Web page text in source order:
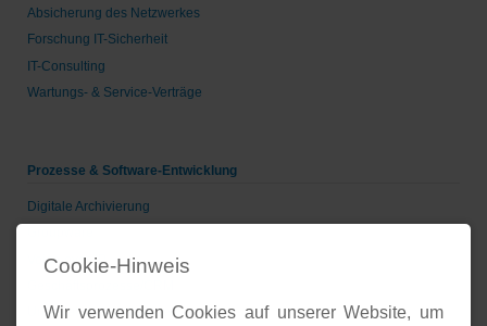
Absicherung des Netzwerkes
Forschung IT-Sicherheit
IT-Consulting
Wartungs- & Service-Verträge
Prozesse & Software-Entwicklung
Digitale Archivierung
Voice-over-IP
Unternehmenspräsenzen
Cookie-Hinweis
Wir verwenden Cookies auf unserer Website, um